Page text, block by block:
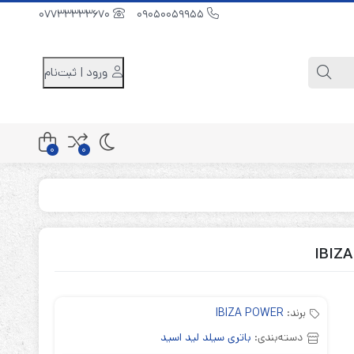
ورود | ثبت‌نام
کابینت باتری 48 ولت
کابینت باتری 96 ولت
0
0
برند: IBIZA POWER
دسته‌بندی: باتری سیلد لید اسید